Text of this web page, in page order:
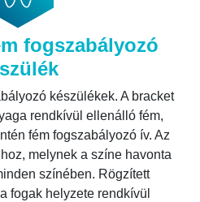
fogszabályozó
készülékek. A bracket
rendkívül ellenálló fém,
fém fogszabályozó ív. Az
melynek a színe havonta
színében. Rögzített
fogak helyzete rendkívül